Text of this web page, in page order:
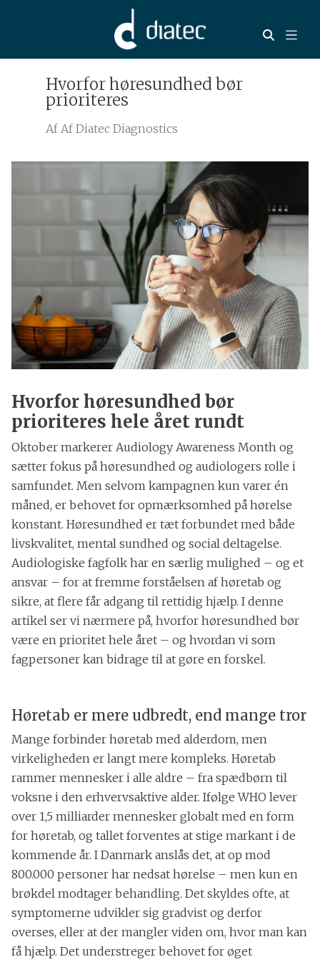
Hvorfor høresundhed bør
prioriteres
Af Af Diatec Diagnostics
Hvorfor høresundhed bør
prioriteres hele året rundt
Oktober markerer Audiology Awareness Month og
sætter fokus på høresundhed og audiologers rolle i
samfundet. Men selvom kampagnen kun varer én
måned, er behovet for opmærksomhed på hørelse
konstant. Høresundhed er tæt forbundet med både
livskvalitet, mental sundhed og social deltagelse.
Audiologiske fagfolk har en særlig mulighed – og et
ansvar – for at fremme forståelsen af høretab og
sikre, at flere får adgang til rettidig hjælp. I denne
artikel ser vi nærmere på, hvorfor høresundhed bør
være en prioritet hele året – og hvordan vi som
fagpersoner kan bidrage til at gøre en forskel.
Høretab er mere udbredt, end mange tror
Mange forbinder høretab med alderdom, men
virkeligheden er langt mere kompleks. Høretab
rammer mennesker i alle aldre – fra spædbørn til
voksne i den erhvervsaktive alder. Ifølge WHO lever
over 1,5 milliarder mennesker globalt med en form
for høretab, og tallet forventes at stige markant i de
kommende år. I Danmark anslås det, at op mod
800.000 personer har nedsat hørelse – men kun en
brøkdel modtager behandling. Det skyldes ofte, at
symptomerne udvikler sig gradvist og derfor
overses, eller at der mangler viden om, hvor man kan
få hjælp. Det understreger behovet for øget